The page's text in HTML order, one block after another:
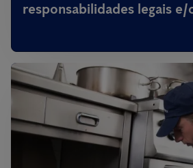
responsabilidades legais e/